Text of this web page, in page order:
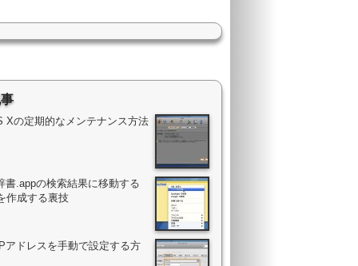
Xの定期的なメンテナンス方法
書.appの検索結果に移動する
作成する裏技
アドレスを手動で設定する方